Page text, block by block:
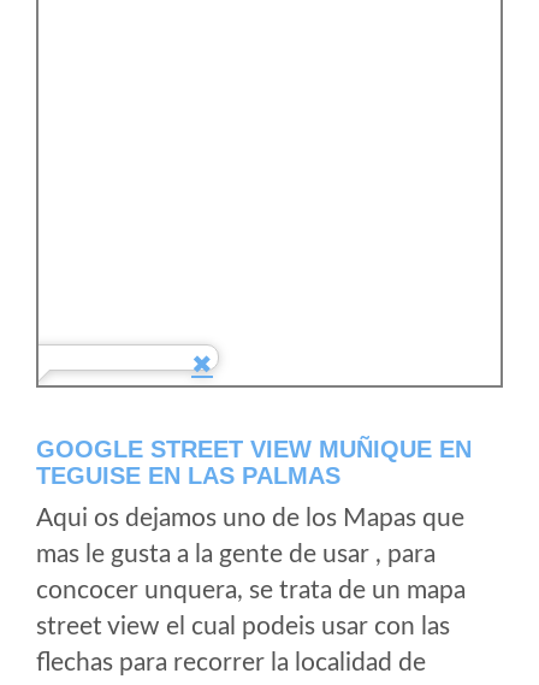
GOOGLE STREET VIEW MUÑIQUE EN
TEGUISE EN LAS PALMAS
Aqui os dejamos uno de los Mapas que
mas le gusta a la gente de usar , para
concocer unquera, se trata de un mapa
street view el cual podeis usar con las
flechas para recorrer la localidad de